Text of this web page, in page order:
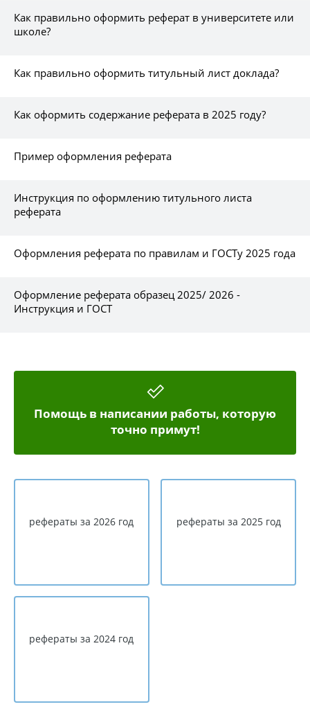
Как правильно оформить реферат в университете или
школе?
Как правильно оформить титульный лист доклада?
Как оформить содержание реферата в 2025 году?
Пример оформления реферата
Инструкция по оформлению титульного листа
реферата
Оформления реферата по правилам и ГОСТу 2025 года
Оформление реферата образец 2025/ 2026 -
Инструкция и ГОСТ
Помощь в написании работы, которую
точно примут!
рефераты за 2026 год рефераты за 2025 год
рефераты за 2024 год